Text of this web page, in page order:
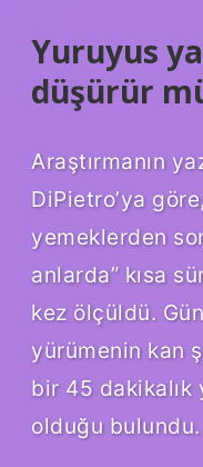
Yuruyus
düşürür
Araştırmanın
DiPietro’ya
yemeklerden
anlarda” kısa
kez ölçüldü.
yürümenin kan
bir 45
olduğu bulundu.